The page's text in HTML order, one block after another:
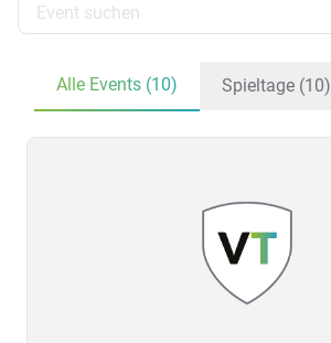
Alle Events (10) Spieltage (10)